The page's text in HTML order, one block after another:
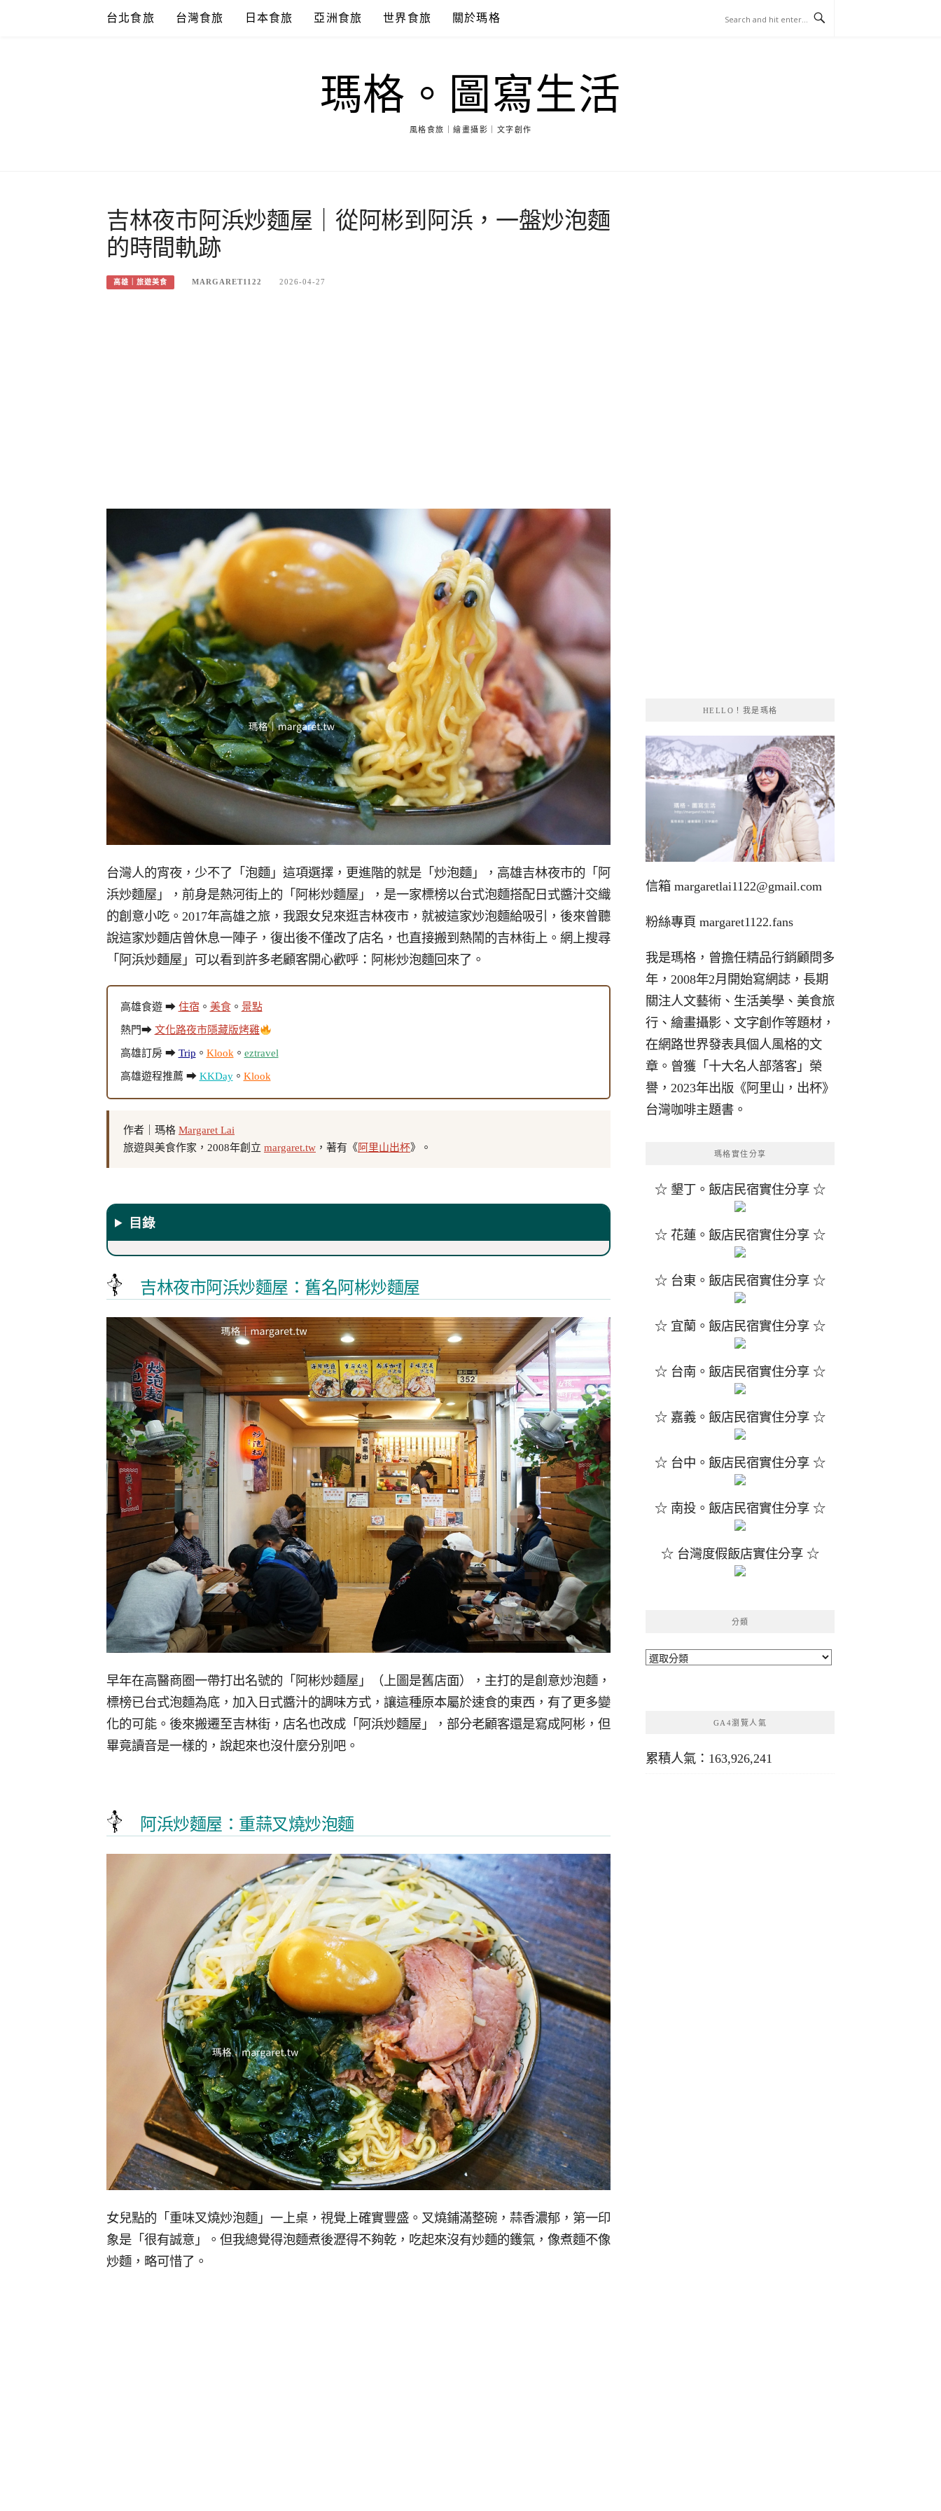
台北食旅 台灣食旅 日本食旅 亞洲食旅 世界食旅 關於瑪格
瑪格。圖寫生活
風格食旅｜繪畫攝影｜文字創作
吉林夜市阿浜炒麵屋｜從阿彬到阿浜，一盤炒泡麵
的時間軌跡
高雄｜旅遊美食 MARGARET1122 2026-04-27
台灣人的宵夜，少不了「泡麵」這項選擇，更進階的就是「炒泡麵」，高雄吉林夜市的「阿
浜炒麵屋」，前身是熱河街上的「阿彬炒麵屋」，是一家標榜以台式泡麵搭配日式醬汁交織
的創意小吃。2017年高雄之旅，我跟女兒來逛吉林夜市，就被這家炒泡麵給吸引，後來曾聽
說這家炒麵店曾休息一陣子，復出後不僅改了店名，也直接搬到熱鬧的吉林街上。網上搜尋
「阿浜炒麵屋」可以看到許多老顧客開心歡呼：阿彬炒泡麵回來了。
高雄食遊 ➡ 住宿 。 美食。 景點
熱門➡ 文化路夜市隱藏版烤雞
高雄訂房 ➡ Trip 。 Klook。 eztravel
高雄遊程推薦 ➡ KKDay。 Klook
作者｜瑪格 Margaret Lai
旅遊與美食作家，2008年創立 margaret.tw ，著有《阿里山出杯》。
目錄
吉林夜市阿浜炒麵屋：舊名阿彬炒麵屋
早年在高醫商圈一帶打出名號的「阿彬炒麵屋」（上圖是舊店面），主打的是創意炒泡麵，
標榜已台式泡麵為底，加入日式醬汁的調味方式，讓這種原本屬於速食的東西，有了更多變
化的可能。後來搬遷至吉林街，店名也改成「阿浜炒麵屋」，部分老顧客還是寫成阿彬，但
畢竟讀音是一樣的，說起來也沒什麼分別吧。
阿浜炒麵屋：重蒜叉燒炒泡麵
女兒點的「重味叉燒炒泡麵」一上桌，視覺上確實豐盛。叉燒鋪滿整碗，蒜香濃郁，第一印
象是「很有誠意」。但我總覺得泡麵煮後瀝得不夠乾，吃起來沒有炒麵的鑊氣，像煮麵不像
炒麵，略可惜了。
HELLO！我是瑪格
信箱 margaretlai1122@gmail.com
粉絲專頁 margaret1122.fans
我是瑪格，曾擔任精品行銷顧問多
年，2008年2月開始寫網誌，長期
關注人文藝術、生活美學、美食旅
行、繪畫攝影、文字創作等題材，
在網路世界發表具個人風格的文
章。曾獲「十大名人部落客」榮
譽，2023年出版《阿里山，出杯》
台灣咖啡主題書。
瑪格實住分享
☆ 墾丁。飯店民宿實住分享 ☆
☆ 花蓮。飯店民宿實住分享 ☆
☆ 台東。飯店民宿實住分享 ☆
☆ 宜蘭。飯店民宿實住分享 ☆
☆ 台南。飯店民宿實住分享 ☆
☆ 嘉義。飯店民宿實住分享 ☆
☆ 台中。飯店民宿實住分享 ☆
☆ 南投。飯店民宿實住分享 ☆
☆ 台灣度假飯店實住分享 ☆
分類
分
GA4瀏覽人氣
累積人氣：163,926,241